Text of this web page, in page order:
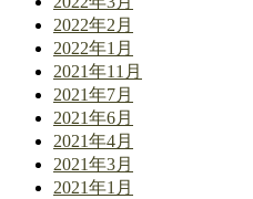
2022年2月
2022年1月
2021年11月
2021年7月
2021年6月
2021年4月
2021年3月
2021年1月